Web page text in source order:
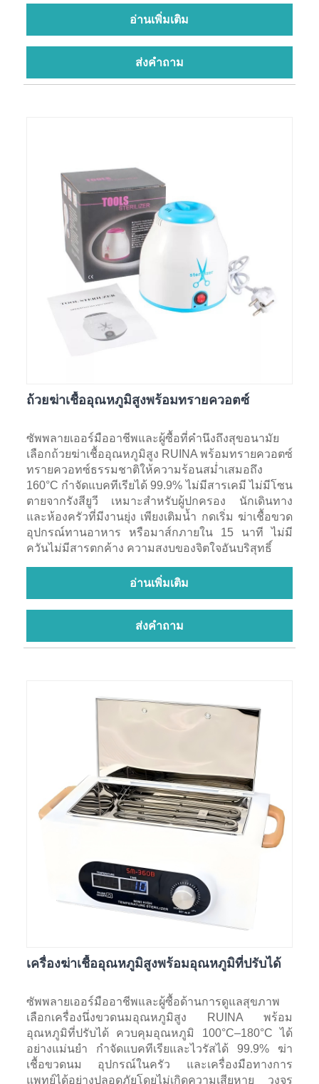
อ่านเพิ่มเติม
ส่งคำถาม
ถ้วยฆ่าเชื้ออุณหภูมิสูงพร้อมทรายควอตซ์
ซัพพลายเออร์มืออาชีพและผู้ซื้อที่คำนึงถึงสุขอนามัย
เลือกถ้วยฆ่าเชื้ออุณหภูมิสูง RUINA พร้อมทรายควอตซ์
ทรายควอทซ์ธรรมชาติให้ความร้อนสม่ำเสมอถึง
160°C กำจัดแบคทีเรียได้ 99.9% ไม่มีสารเคมี ไม่มีโซน
ตายจากรังสียูวี เหมาะสำหรับผู้ปกครอง นักเดินทาง
และห้องครัวที่มีงานยุ่ง เพียงเติมน้ำ กดเริ่ม ฆ่าเชื้อขวด
อุปกรณ์ทานอาหาร หรือมาส์กภายใน 15 นาที ไม่มี
ควันไม่มีสารตกค้าง ความสงบของจิตใจอันบริสุทธิ์
อ่านเพิ่มเติม
ส่งคำถาม
เครื่องฆ่าเชื้ออุณหภูมิสูงพร้อมอุณหภูมิที่ปรับได้
ซัพพลายเออร์มืออาชีพและผู้ซื้อด้านการดูแลสุขภาพ
เลือกเครื่องนึ่งขวดนมอุณหภูมิสูง RUINA พร้อม
อุณหภูมิที่ปรับได้ ควบคุมอุณหภูมิ 100°C–180°C ได้
อย่างแม่นยำ กำจัดแบคทีเรียและไวรัสได้ 99.9% ฆ่า
เชื้อขวดนม อุปกรณ์ในครัว และเครื่องมือทางการ
แพทย์ได้อย่างปลอดภัยโดยไม่เกิดความเสียหาย วงจร